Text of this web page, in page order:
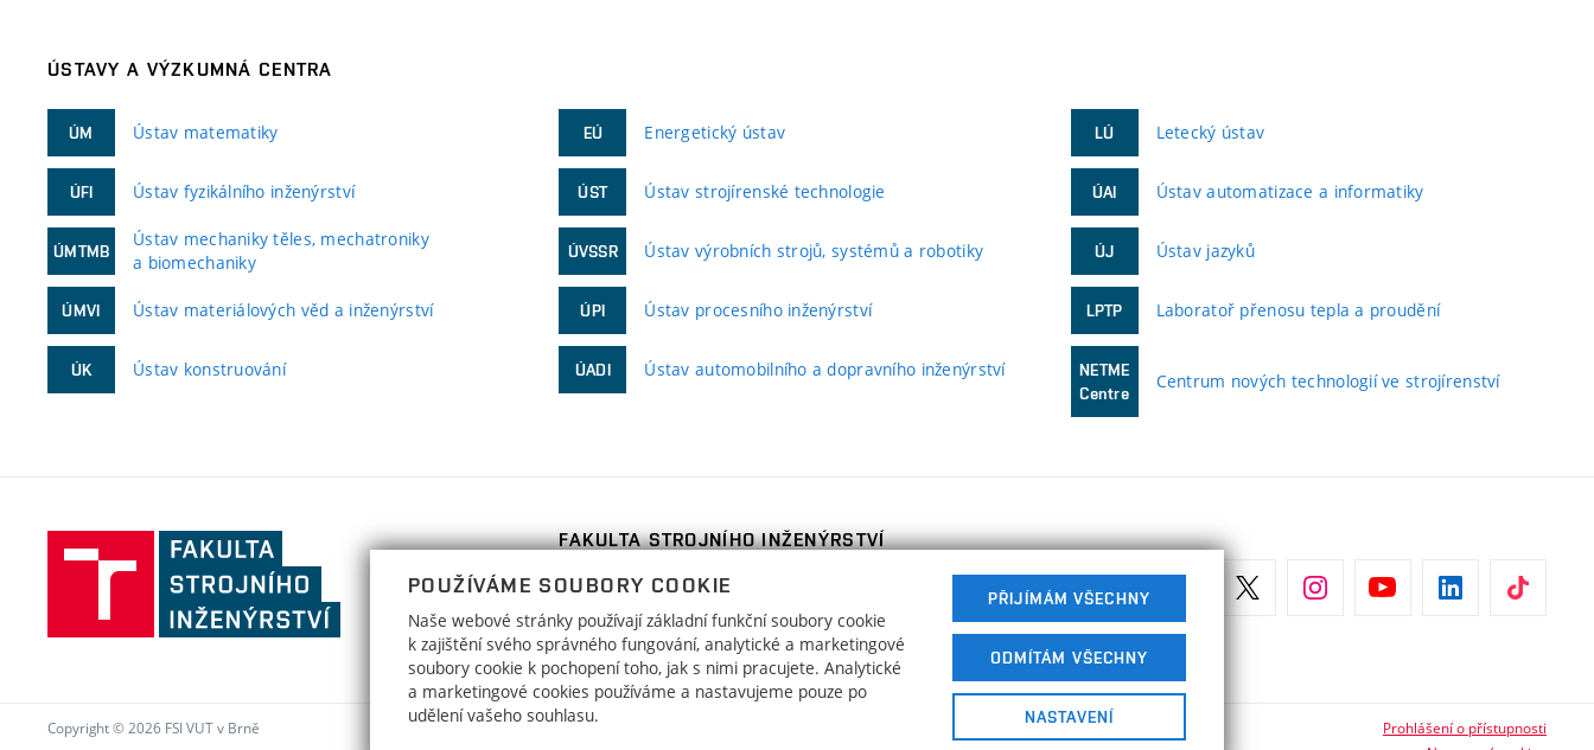
ÚSTAVY A VÝZKUMNÁ CENTRA
ÚM Ústav matematiky
ÚFI Ústav fyzikálního inženýrství
ÚMTMB
Ústav mechaniky těles, mechatroniky
a biomechaniky
ÚMVI Ústav materiálových věd a inženýrství
ÚK Ústav konstruování
EÚ Energetický ústav
ÚST Ústav strojírenské technologie
ÚVSSR Ústav výrobních strojů, systémů a robotiky
ÚPI Ústav procesního inženýrství
ÚADI Ústav automobilního a dopravního inženýrství
LÚ Letecký ústav
ÚAI Ústav automatizace a informatiky
ÚJ Ústav jazyků
LPTP Laboratoř přenosu tepla a proudění
NETME
Centre
Centrum nových technologií ve strojírenství
Fakulta
inženýrství,
Vysoké
technické
FAKULTA STROJNÍHO INŽENÝRSTVÍ
Technická 2896/2
616 69 Brno
info@fme.vutbr.cz
Copyright © 2026 FSI VUT v Brně
Prohlášení o přístupnosti
POUŽÍVÁME SOUBORY COOKIE
Naše webové stránky používají základní funkční soubory cookie
k zajištění svého správného fungování, analytické a marketingové
soubory cookie k pochopení toho, jak s nimi pracujete. Analytické
a marketingové cookies používáme a nastavujeme pouze po
udělení vašeho souhlasu.
PŘIJÍMÁM VŠECHNY
ODMÍTÁM VŠECHNY
NASTAVENÍ